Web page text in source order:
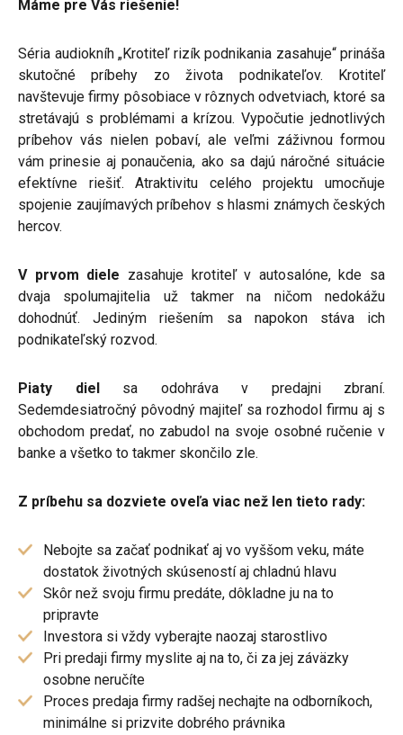
Máme pre Vás riešenie!
Séria audiokníh „Krotiteľ rizík podnikania zasahuje“ prináša
skutočné príbehy zo života podnikateľov. Krotiteľ
navštevuje firmy pôsobiace v rôznych odvetviach, ktoré sa
stretávajú s problémami a krízou. Vypočutie jednotlivých
príbehov vás nielen pobaví, ale veľmi záživnou formou
vám prinesie aj ponaučenia, ako sa dajú náročné situácie
efektívne riešiť. Atraktivitu celého projektu umocňuje
spojenie zaujímavých príbehov s hlasmi známych českých
hercov.
V prvom diele zasahuje krotiteľ v autosalóne, kde sa
dvaja spolumajitelia už takmer na ničom nedokážu
dohodnúť. Jediným riešením sa napokon stáva ich
podnikateľský rozvod.
Piaty dielsa odohráva v predajni zbraní.
Sedemdesiatročný pôvodný majiteľ sa rozhodol firmu aj s
obchodom predať, no zabudol na svoje osobné ručenie v
banke a všetko to takmer skončilo zle.
Z príbehu sa dozviete oveľa viac než len tieto rady:
Nebojte sa začať podnikať aj vo vyššom veku, máte
dostatok životných skúseností aj chladnú hlavu
Skôr než svoju firmu predáte, dôkladne ju na to
pripravte
Investora si vždy vyberajte naozaj starostlivo
Pri predaji firmy myslite aj na to, či za jej záväzky
osobne neručíte
Proces predaja firmy radšej nechajte na odborníkoch,
minimálne si prizvite dobrého právnika